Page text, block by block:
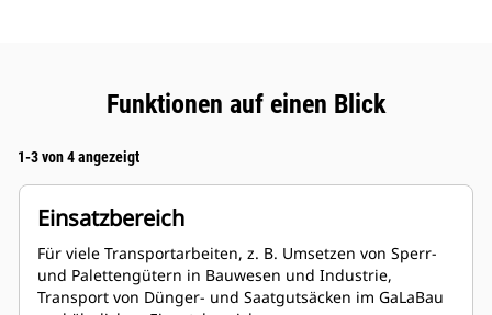
Funktionen auf einen Blick
1-3 von 4 angezeigt
Einsatzbereich
Für viele Transportarbeiten, z. B. Umsetzen von Sperr-
und Palettengütern in Bauwesen und Industrie,
Transport von Dünger- und Saatgutsäcken im GaLaBau